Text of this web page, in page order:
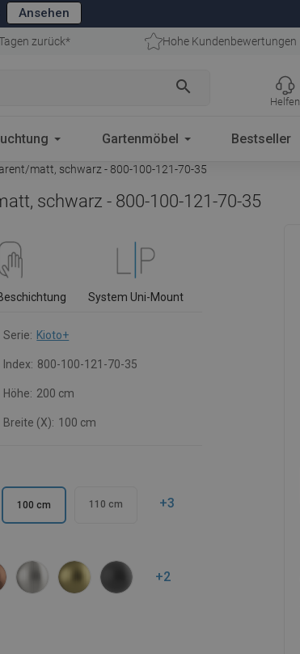
Ansehen
zurück* Hohe Kundenbewertungen
search
Helfen
Gartenmöbel Bestseller
matt, schwarz - 800-100-121-70-35
schwarz - 800-100-121-70-35
System Uni-Mount
Serie: Kioto+
Index: 800-100-121-70-35
Höhe: 200 cm
Breite (X): 100 cm
+2
100 cm 110 cm +3